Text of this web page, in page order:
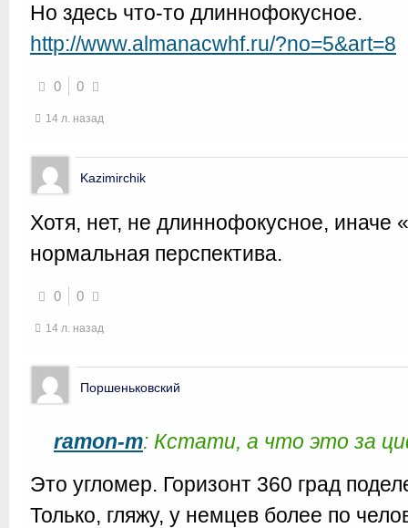
Но здесь что-то длиннофокусное.
http://www.almanacwhf.ru/?no=5&art=8
0 0
14 л. назад
Kazimirchik
Хотя, нет, не длиннофокусное,
нормальная перспектива.
0 0
14 л. назад
Поршеньковский
ramon-m: Кстати, а что это за
Это угломер. Горизонт 360 град
Только, гляжу, у немцев более по